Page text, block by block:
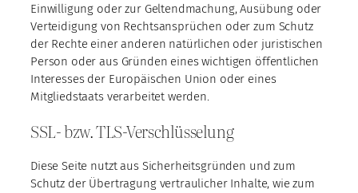
Einwilligung oder zur Geltendmachung, Ausübung oder
Verteidigung von Rechtsansprüchen oder zum Schutz
der Rechte einer anderen natürlichen oder juristischen
Person oder aus Gründen eines wichtigen öffentlichen
Interesses der Europäischen Union oder eines
Mitgliedstaats verarbeitet werden.
SSL- bzw. TLS-Verschlüsselung
Diese Seite nutzt aus Sicherheitsgründen und zum
Schutz der Übertragung vertraulicher Inhalte, wie zum